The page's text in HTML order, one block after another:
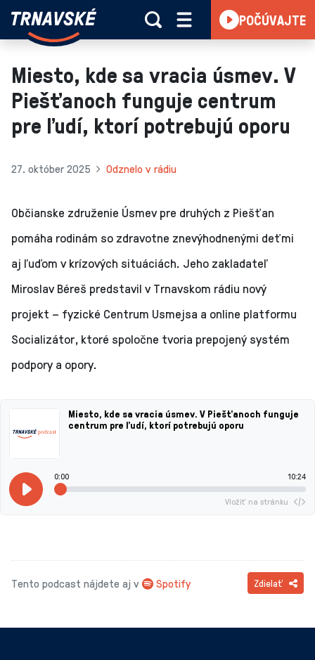
Skočiť na obsah
Trnavské
Vieme,
čo
sa
deje
v
POČÚVAJTE
Miesto, kde sa vracia úsmev. V
Piešťanoch funguje centrum
pre ľudí, ktorí potrebujú oporu
27. október 2025 Odznelo v rádiu
Občianske združenie Úsmev pre druhých z Piešťan
pomáha rodinám so zdravotne znevýhodnenými deťmi
aj ľuďom v krízových situáciách. Jeho zakladateľ
Miroslav Béreš predstavil v Trnavskom rádiu nový
projekt – fyzické Centrum Usmejsa a online platformu
Socializátor, ktoré spoločne tvoria prepojený systém
podpory a opory.
Miesto, kde sa vracia úsmev. V Piešťanoch funguje
centrum pre ľudí, ktorí potrebujú oporu
0:00 10:24
Vložiť na stránku
Tento podcast nájdete aj v Spotify Zdielať